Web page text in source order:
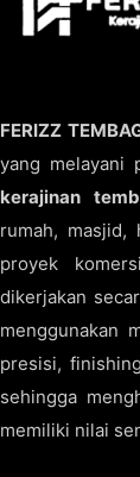
FERIZZ
yang melayani
kerajinan
rumah, masjid,
proyek
dikerjakan
menggunakan
presisi,
sehingga
memiliki nilai